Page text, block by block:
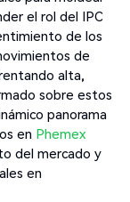
el rol del IPC
de los
de
alta,
sobre estos
panorama
en Phemex
del mercado y
en